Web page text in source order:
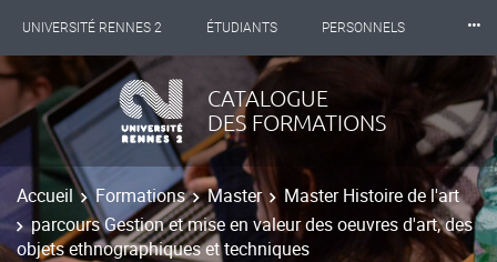
UNIVERSITÉ RENNES 2 ÉTUDIANTS PERSONNELS
INTERNATIONAL PROFESSIONNELS BIBLIOTHÈQUES
LES NOUVELLES DE RENNES 2
⸱⸱⸱
CATALOGUE
DES FORMATIONS
Accueil Formations Master
Master Histoire de l'art
parcours Gestion et mise en valeur des oeuvres d'art, des
objets ethnographiques et techniques